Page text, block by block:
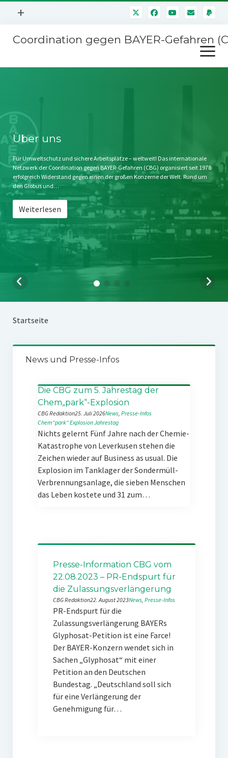
Menü
+
Mitmachen
Kontakt
Impressum
Störfälle
Coordination gegen BAYER-Gefahren
Menü
öffnen
Stichwort BAYER
Jahrestagung
SPENDEN
Über uns
Für Umweltschutz und sichere Arbeitsplätze – weltweit! Das internationale
Netzwerk der Coordination gegen BAYER-Gefahren (CBG) organisiert seit 1978
erfolgreich Widerstand gegen einen der großen Konzerne der Welt. Rund um
den Globus und…
Weiterlesen
Startseite
News und Presse-Infos
Die CBG zum 5. Jahrestag der
Chem„park“-Explosion
CBG Redaktion25. Juli 2026News, Presse-Infos
Chem“park“ExplosionJahrestag
Nichts gelernt Fünf Jahre nach der Chemie-
Katastrophe von Leverkusen stehen die
Zeichen wieder auf Business as usual. Die
Explosion im Tanklager der Sondermüll-
Verbrennungsanlage, die sieben Menschen
das Leben kostete und 31 zum…
Presse-Information CBG vom
22.08.2023 – PR-Endspurt für
die Zulassungsverlängerung
CBG Redaktion22. August 2023News, Presse-Infos
PR-Endspurt für die
Zulassungsverlängerung BAYERs
Glyphosat-Petition ist eine Farce!
Der BAYER-Konzern wendet sich in
Sachen „Glyphosat“ mit einer
Petition an den Deutschen
Bundestag. „Deutschland soll sich
für eine Verlängerung der
Genehmigung für…